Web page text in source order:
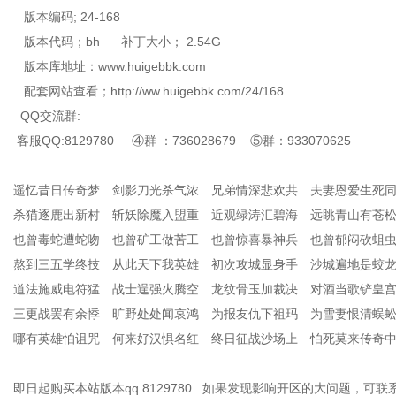
版本编码; 24-168
版本代码；bh 补丁大小； 2.54G
版本库地址：www.huigebbk.com
配套网站查看；http://ww.huigebbk.com/24/168
QQ交流群:
客服QQ:8129780 ④群 ：736028679 ⑤群：933070625
遥忆昔日传奇梦 剑影刀光杀气浓 兄弟情深悲欢共 夫妻恩爱生死同
杀猫逐鹿出新村 斩妖除魔入盟重 近观绿涛汇碧海 远眺青山有苍松
也曾毒蛇遭蛇吻 也曾矿工做苦工 也曾惊喜暴神兵 也曾郁闷砍蛆虫
熬到三五学终技 从此天下我英雄 初次攻城显身手 沙城遍地是蛟龙
道法施威电符猛 战士逞强火腾空 龙纹骨玉加裁决 对酒当歌铲皇宫
三更战罢有余悸 旷野处处闻哀鸿 为报友仇下祖玛 为雪妻恨清蜈蚣
哪有英雄怕诅咒 何来好汉惧名红 终日征战沙场上 怕死莫来传奇中
即日起购买本站版本qq 8129780 如果发现影响开区的大问题，可联